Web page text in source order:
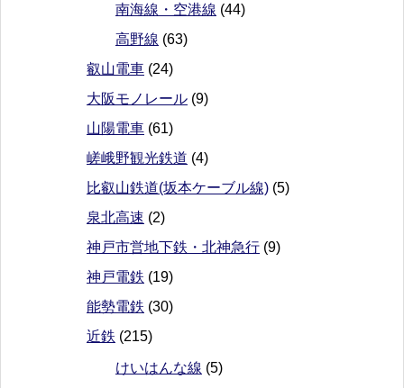
南海線・空港線 (44)
高野線 (63)
叡山電車 (24)
大阪モノレール (9)
山陽電車 (61)
嵯峨野観光鉄道 (4)
比叡山鉄道(坂本ケーブル線) (5)
泉北高速 (2)
神戸市営地下鉄・北神急行 (9)
神戸電鉄 (19)
能勢電鉄 (30)
近鉄 (215)
けいはんな線 (5)